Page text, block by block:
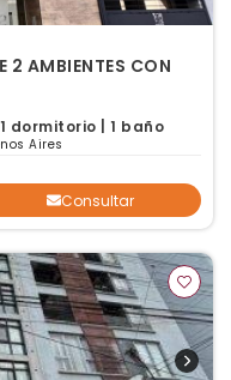
2 AMBIENTES CON
dormitorio | 1 baño
Aires
Consultar